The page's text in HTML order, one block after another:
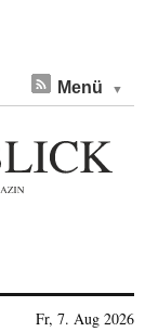
Menü
Fr, 7. Aug 2026